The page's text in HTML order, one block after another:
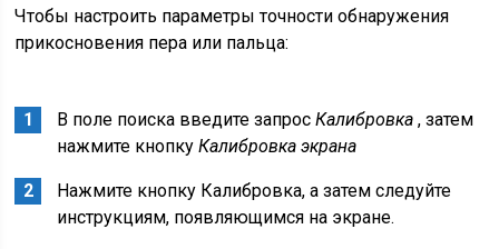
Чтобы настроить параметры точности обнаружения
прикосновения пера или пальца:
В поле поиска введите запросКалибровка, затем
нажмите кнопкуКалибровка экрана
Нажмите кнопку Калибровка, а затем следуйте
инструкциям, появляющимся на экране.